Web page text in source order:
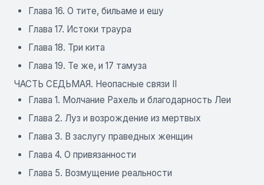
Глава 16. О тите, бильаме и ешу
Глава 17. Истоки траура
Глава 18. Три кита
Глава 19. Те же, и 17 тамуза
ЧАСТЬ СЕДЬМАЯ. Неопасные связи II
Глава 1. Молчание Рахель и благодарность Леи
Глава 2. Луз и возрождение из мертвых
Глава 3. В заслугу праведных женщин
Глава 4. О привязанности
Глава 5. Возмущение реальности